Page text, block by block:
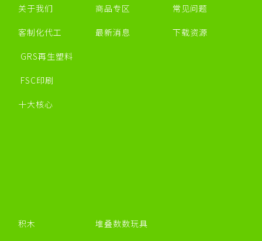
关于我们
客制化代工
GRS再生塑料
FSC印刷
十大核心
商品专区
最新消息
常见问题
下载资源
积木 堆叠数数玩具